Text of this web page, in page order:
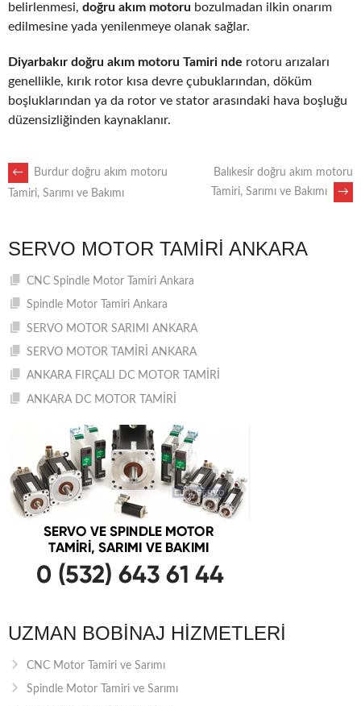
belirlenmesi, doğru akım motoru bozulmadan ilkin onarım
edilmesine yada yenilenmeye olanak sağlar.
Diyarbakır doğru akım motoru Tamiri nde rotoru arızaları
genellikle, kırık rotor kısa devre çubuklarından, döküm
boşluklarından ya da rotor ve stator arasındaki hava boşluğu
düzensizliğinden kaynaklanır.
POST
←
Burdur doğru akım motoru
Tamiri, Sarımı ve Bakımı
Balıkesir doğru akım motoru
Tamiri, Sarımı ve Bakımı
→
SERVO MOTOR TAMIRI ANKARA
CNC Spindle Motor Tamiri Ankara
Spindle Motor Tamiri Ankara
SERVO MOTOR SARIMI ANKARA
SERVO MOTOR TAMİRİ ANKARA
ANKARA FIRÇALI DC MOTOR TAMİRİ
ANKARA DC MOTOR TAMİRİ
UZMAN BOBINAJ HIZMETLERI
CNC Motor Tamiri ve Sarımı
Spindle Motor Tamiri ve Sarımı